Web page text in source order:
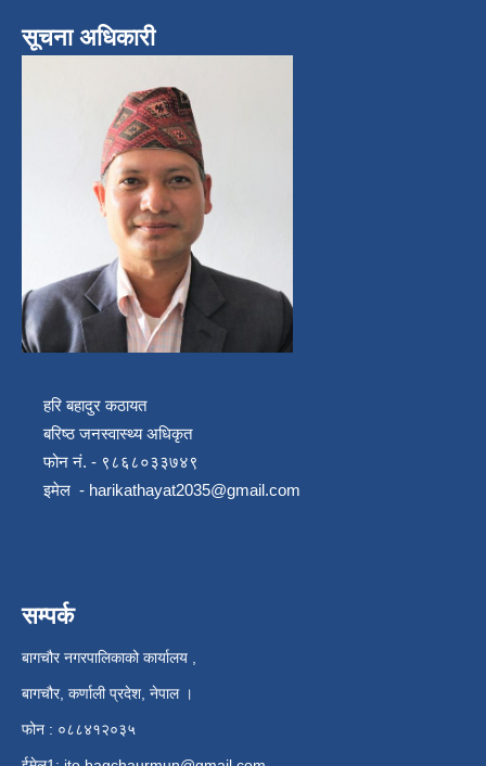
सूचना अधिकारी
हरि बहादुर कठायत
बरिष्ठ जनस्वास्थ्य अधिकृत
फोन नं. - ९८६८०३३७४९
इमेल - harikathayat2035@gmail.com
सम्पर्क
बागचौर नगरपालिकाको कार्यालय ,
बागचौर, कर्णाली प्रदेश, नेपाल ।
फोन : ०८८४१२०३५